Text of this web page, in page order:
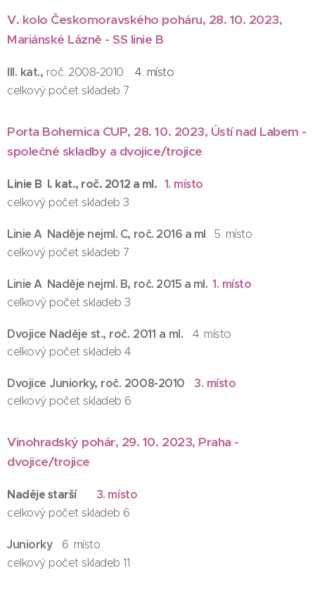
V. kolo Českomoravského poháru, 28. 10. 2023,
Mariánské Lázně - SS linie B
III. kat., roč. 2008-2010
4. místo
celkový počet skladeb 7
Porta Bohemica CUP, 28. 10. 2023, Ústí nad Labem -
společné skladby a dvojice/trojice
Linie B I. kat., roč. 2012 a ml. 1. místo
celkový počet skladeb 3
Linie A Naděje nejml. C, roč. 2016 a ml. 5. místo
celkový počet skladeb 7
Linie A Naděje nejml. B, roč. 2015 a ml.1. místo
celkový počet skladeb 3
Dvojice Naděje st., roč. 2011 a ml.
4. místo
celkový počet skladeb 4
Dvojice Juniorky, roč. 2008-2010 3. místo
celkový počet skladeb 6
Vinohradský pohár, 29. 10. 2023, Praha -
dvojice/trojice
Naděje starší 3. místo
celkový počet skladeb 6
Juniorky 6. místo
celkový počet skladeb 11